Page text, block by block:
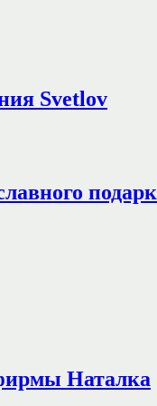
Svetlov
Наталка